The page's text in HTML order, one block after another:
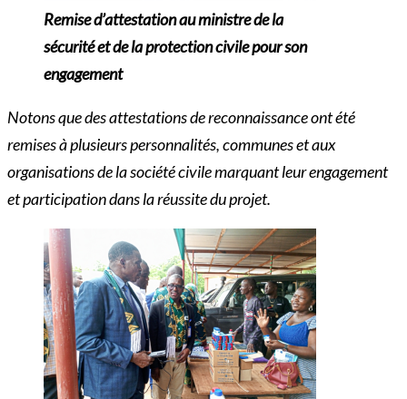
Remise d’attestation au ministre de la
sécurité et de la protection civile pour son
engagement
Notons que des attestations de reconnaissance ont été
remises à plusieurs personnalités, communes et aux
organisations de la société civile marquant leur engagement
et participation dans la réussite du projet.